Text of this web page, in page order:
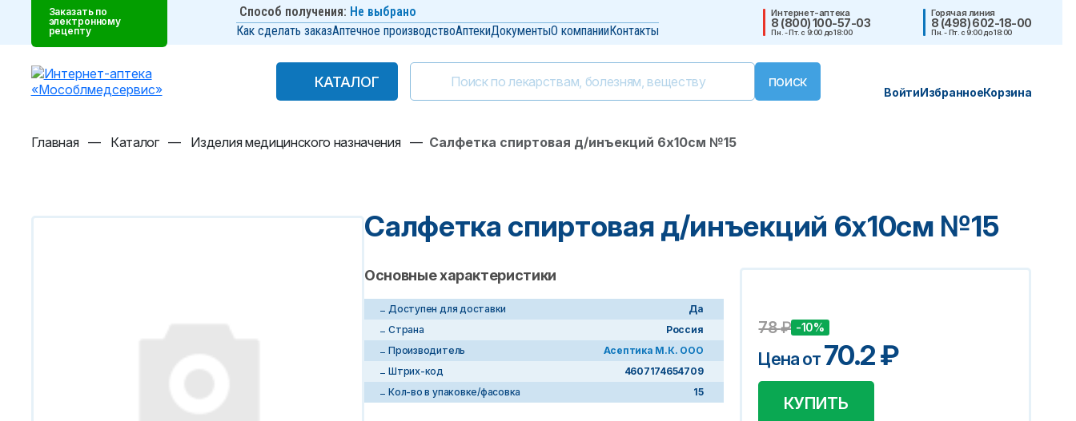
Заказать по
электронному
рецепту
Способ получения: Не выбрано
Как сделать заказАптечное производствоАптекиДокументыО компанииКонтакты
Интернет-аптека
8 (800) 100-57-03
Пн. - Пт. с 9:00 до 18:00
Горячая линия
8 (498) 602-18-00
Пн. - Пт. с 9:00 до 18:00
КАТАЛОГ
КАТАЛОГ
ВойтиИзбранноеКорзина
Главная — Каталог — Изделия медицинского назначения — Салфетка спиртовая д/инъекций 6х10см №15
Салфетка спиртовая д/инъекций 6х10см №15
Основные характеристики
Доступен для доставки
Да
Страна
Россия
Производитель
Асептика М.К. ООО
Штрих-код
4607174654709
Кол-во в упаковке/фасовка
15
78₽ -10%
Цена от70.2₽
КУПИТЬ